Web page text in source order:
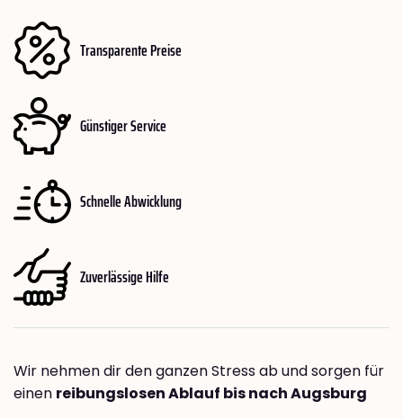
Transparente Preise
Günstiger Service
Schnelle Abwicklung
Zuverlässige Hilfe
Wir nehmen dir den ganzen Stress ab und sorgen für
einen reibungslosen Ablauf bis nach Augsburg